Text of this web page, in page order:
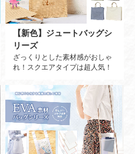
【新色】ジュートバッグシ
リーズ
ざっくりとした素材感がおしゃ
れ！スクエアタイプは超人気！